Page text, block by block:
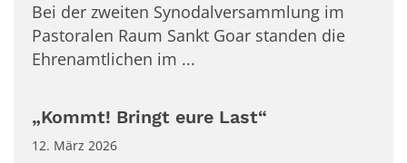
Bei der zweiten Synodalversammlung im
Pastoralen Raum Sankt Goar standen die
Ehrenamtlichen im ...
„Kommt! Bringt eure Last“
12. März 2026